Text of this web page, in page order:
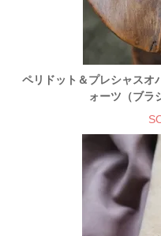
ペリドット＆プレシャスオ
ォーツ（ブラ